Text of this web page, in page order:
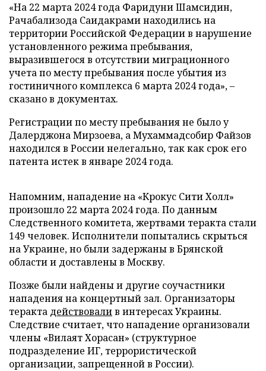
«На 22 марта 2024 года Фаридуни Шамсидин,
Рачабализода Саидакрами находились на
территории Российской Федерации в нарушение
установленного режима пребывания,
выразившегося в отсутствии миграционного
учета по месту пребывания после убытия из
гостиничного комплекса 6 марта 2024 года», –
сказано в документах.
Регистрации по месту пребывания не было у
Далерджона Мирзоева, а Мухаммадсобир Файзов
находился в России нелегально, так как срок его
патента истек в январе 2024 года.
Напомним, нападение на «Крокус Сити Холл»
произошло 22 марта 2024 года. По данным
Следственного комитета, жертвами теракта стали
149 человек. Исполнители попытались скрыться
на Украине, но были задержаны в Брянской
области и доставлены в Москву.
Позже были найдены и другие соучастники
нападения на концертный зал. Организаторы
теракта действовалив интересах Украины.
Следствие считает, что нападение организовали
члены «Вилаят Хорасан» (структурное
подразделение ИГ, террористической
организации, запрещенной в России).